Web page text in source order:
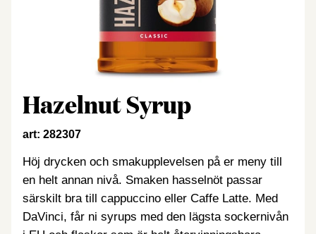
Hazelnut Syrup
art: 282307
Höj drycken och smakupplevelsen på er meny till
en helt annan nivå. Smaken hasselnöt passar
särskilt bra till cappuccino eller Caffe Latte. Med
DaVinci, får ni syrups med den lägsta sockernivån